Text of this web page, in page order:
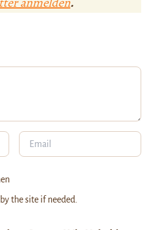
the site if needed.